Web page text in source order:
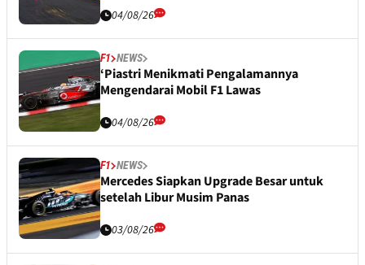
04/08/26
F1 NEWS
‘Piastri Menikmati Pengalamannya
Mengendarai Mobil F1 Lawas
04/08/26
F1 NEWS
Mercedes Siapkan Upgrade Besar untuk
setelah Libur Musim Panas
03/08/26